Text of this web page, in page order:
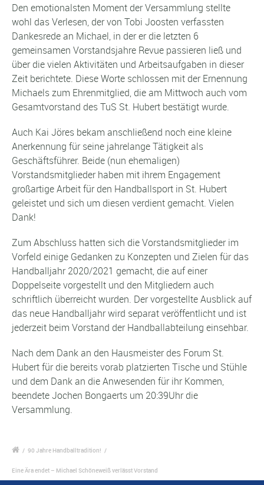
Den emotionalsten Moment der Versammlung stellte
wohl das Verlesen, der von Tobi Joosten verfassten
Dankesrede an Michael, in der er die letzten 6
gemeinsamen Vorstandsjahre Revue passieren ließ und
über die vielen Aktivitäten und Arbeitsaufgaben in dieser
Zeit berichtete. Diese Worte schlossen mit der Ernennung
Michaels zum Ehrenmitglied, die am Mittwoch auch vom
Gesamtvorstand des TuS St. Hubert bestätigt wurde.
Auch Kai Jöres bekam anschließend noch eine kleine
Anerkennung für seine jahrelange Tätigkeit als
Geschäftsführer. Beide (nun ehemaligen)
Vorstandsmitglieder haben mit ihrem Engagement
großartige Arbeit für den Handballsport in St. Hubert
geleistet und sich um diesen verdient gemacht. Vielen
Dank!
Zum Abschluss hatten sich die Vorstandsmitglieder im
Vorfeld einige Gedanken zu Konzepten und Zielen für das
Handballjahr 2020/2021 gemacht, die auf einer
Doppelseite vorgestellt und den Mitgliedern auch
schriftlich überreicht wurden. Der vorgestellte Ausblick auf
das neue Handballjahr wird separat veröffentlicht und ist
jederzeit beim Vorstand der Handballabteilung einsehbar.
Nach dem Dank an den Hausmeister des Forum St.
Hubert für die bereits vorab platzierten Tische und Stühle
und dem Dank an die Anwesenden für ihr Kommen,
beendete Jochen Bongaerts um 20:39Uhr die
Versammlung.
/ 90 Jahre Handballtradition! /
Eine Ära endet – Michael Schöneweiß verlässt Vorstand